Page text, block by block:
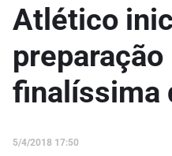
Atlético
preparação
finalíssima
5/4/2018 17:50